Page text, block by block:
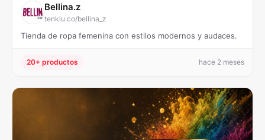
Bellina.z
tenkiu.co/bellina_z
Tienda de ropa femenina con estilos modernos y audaces.
20+ productos hace 2 meses